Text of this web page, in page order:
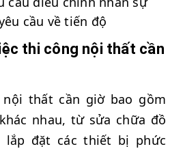
cầu về tiến độ
thi công nội thất cần
thất cần giờ bao gồm
nhau, từ sửa chữa đồ
lắp đặt các thiết bị phức